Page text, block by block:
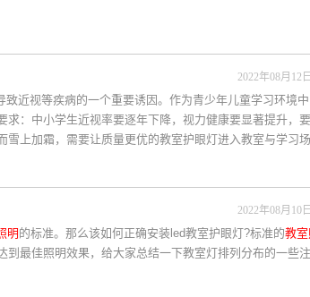
2022年08月12
近视等疾病的一个重要诱因。作为青少年儿童学习环境
：中小学生近视率要逐年下降，视力健康要显著提升，
上加霜，需要让质量更优的教室护眼灯进入教室与学习场
2022年08月10
明 的标准。那么该如何正确安装led教室护眼灯?标准的教室
最佳照明效果，给大家总结一下教室灯排列分布的一些